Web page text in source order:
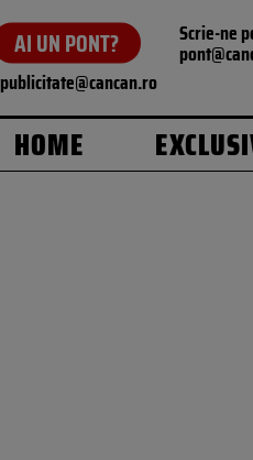
AI UN PONT? Scrie-ne
publicitate@cancan.ro
HOME